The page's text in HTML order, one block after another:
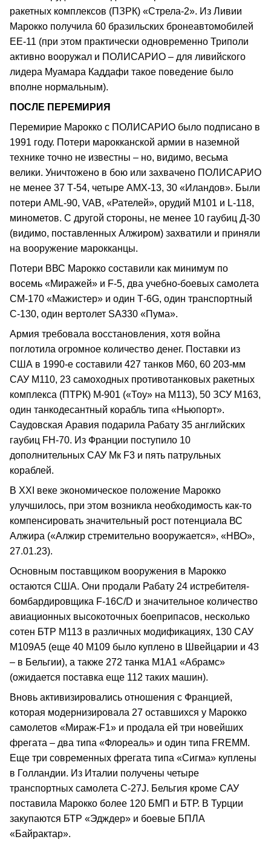
ракетных комплексов (ПЗРК) «Стрела-2». Из Ливии
Марокко получила 60 бразильских бронеавтомобилей
ЕЕ-11 (при этом практически одновременно Триполи
активно вооружал и ПОЛИСАРИО – для ливийского
лидера Муамара Каддафи такое поведение было
вполне нормальным).
ПОСЛЕ ПЕРЕМИРИЯ
Перемирие Марокко с ПОЛИСАРИО было подписано в
1991 году. Потери марокканской армии в наземной
технике точно не известны – но, видимо, весьма
велики. Уничтожено в бою или захвачено ПОЛИСАРИО
не менее 37 Т-54, четыре АМХ-13, 30 «Иландов». Были
потери AML-90, VAB, «Рателей», орудий М101 и L-118,
минометов. С другой стороны, не менее 10 гаубиц Д-30
(видимо, поставленных Алжиром) захватили и приняли
на вооружение марокканцы.
Потери ВВС Марокко составили как минимум по
восемь «Миражей» и F-5, два учебно-боевых самолета
СМ-170 «Мажистер» и один Т-6G, один транспортный
С-130, один вертолет SA330 «Пума».
Армия требовала восстановления, хотя война
поглотила огромное количество денег. Поставки из
США в 1990-е составили 427 танков М60, 60 203-мм
САУ М110, 23 самоходных противотанковых ракетных
комплекса (ПТРК) М-901 («Тоу» на М113), 50 ЗСУ М163,
один танкодесантный корабль типа «Ньюпорт».
Саудовская Аравия подарила Рабату 35 английских
гаубиц FH-70. Из Франции поступило 10
дополнительных САУ Мк F3 и пять патрульных
кораблей.
В ХХI веке экономическое положение Марокко
улучшилось, при этом возникла необходимость как-то
компенсировать значительный рост потенциала ВС
Алжира («Алжир стремительно вооружается», «НВО»,
27.01.23).
Основным поставщиком вооружения в Марокко
остаются США. Они продали Рабату 24 истребителя-
бомбардировщика F-16C/D и значительное количество
авиационных высокоточных боеприпасов, несколько
сотен БТР М113 в различных модификациях, 130 САУ
М109А5 (еще 40 М109 было куплено в Швейцарии и 43
– в Бельгии), а также 272 танка М1А1 «Абрамс»
(ожидается поставка еще 112 таких машин).
Вновь активизировались отношения с Францией,
которая модернизировала 27 оставшихся у Марокко
самолетов «Мираж-F1» и продала ей три новейших
фрегата – два типа «Флореаль» и один типа FREMM.
Еще три современных фрегата типа «Сигма» куплены
в Голландии. Из Италии получены четыре
транспортных самолета С-27J. Бельгия кроме САУ
поставила Марокко более 120 БМП и БТР. В Турции
закупаются БТР «Эдждер» и боевые БПЛА
«Байрактар».